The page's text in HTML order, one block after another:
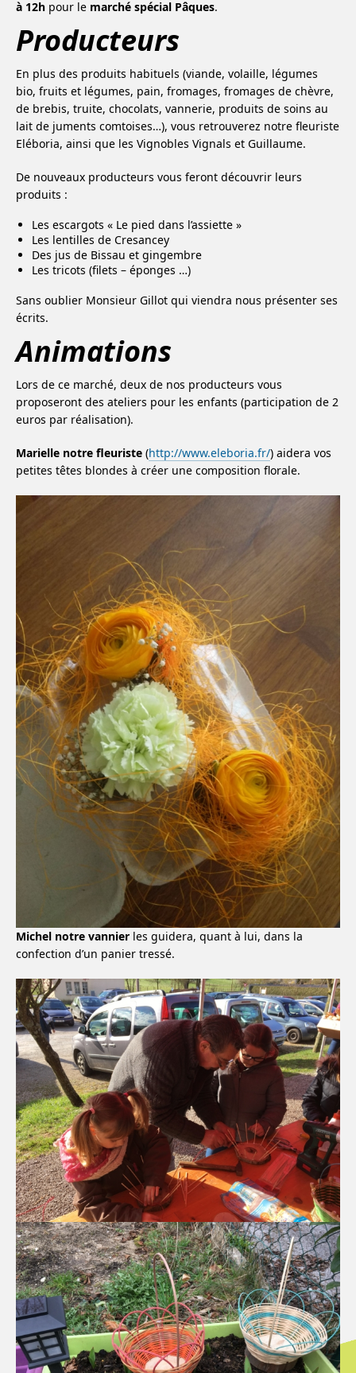
à 12h pour le marché spécial Pâques.
Producteurs
En plus des produits habituels (viande, volaille, légumes
bio, fruits et légumes, pain, fromages, fromages de chèvre,
de brebis, truite, chocolats, vannerie, produits de soins au
lait de juments comtoises…), vous retrouverez notre fleuriste
Eléboria, ainsi que les Vignobles Vignals et Guillaume.
De nouveaux producteurs vous feront découvrir leurs
produits :
Les escargots « Le pied dans l’assiette »
Les lentilles de Cresancey
Des jus de Bissau et gingembre
Les tricots (filets – éponges …)
Sans oublier Monsieur Gillot qui viendra nous présenter ses
écrits.
Animations
Lors de ce marché, deux de nos producteurs vous
proposeront des ateliers pour les enfants (participation de 2
euros par réalisation).
Marielle notre fleuriste (http://www.eleboria.fr/) aidera vos
petites têtes blondes à créer une composition florale.
Michel notre vannier les guidera, quant à lui, dans la
confection d’un panier tressé.